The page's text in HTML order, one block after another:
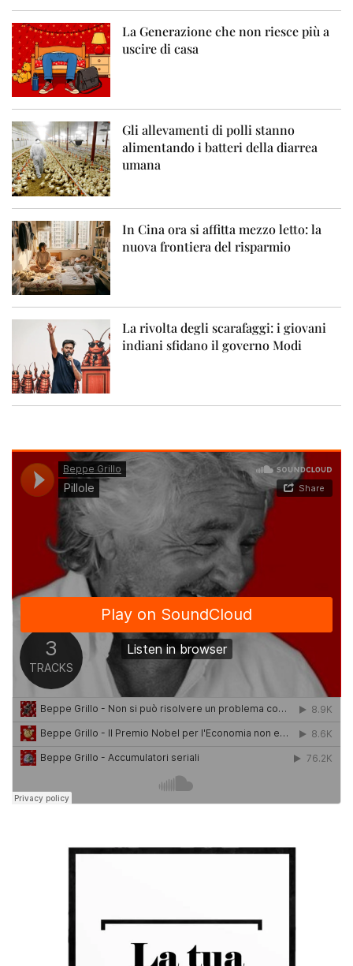
La Generazione che non riesce più a
uscire di casa
Gli allevamenti di polli stanno
alimentando i batteri della diarrea
umana
In Cina ora si affitta mezzo letto: la
nuova frontiera del risparmio
La rivolta degli scarafaggi: i giovani
indiani sfidano il governo Modi